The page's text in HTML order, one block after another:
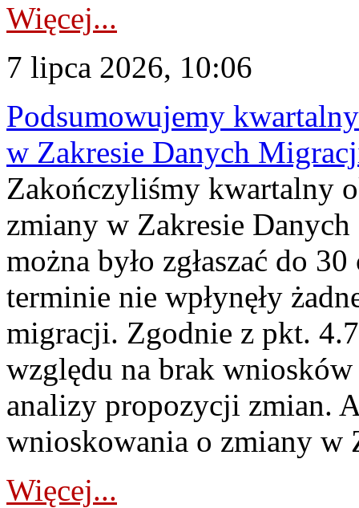
Więcej...
7 lipca 2026, 10:06
Podsumowujemy
w Zakresie Danych
Zakończyliśmy kwartalny
zmiany w Zakresie
można było zgłaszać do
terminie nie wpłynęły
migracji. Zgodnie z pkt.
względu na brak
analizy propozycji zmian.
wnioskowania o zmiany w
Więcej...